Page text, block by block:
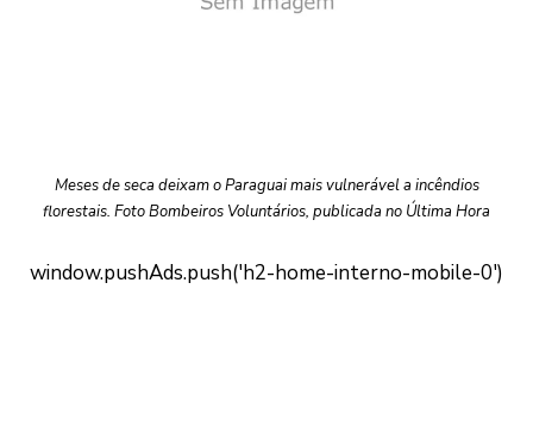
Meses de seca deixam o Paraguai mais vulnerável a incêndios
florestais. Foto Bombeiros Voluntários, publicada no Última Hora